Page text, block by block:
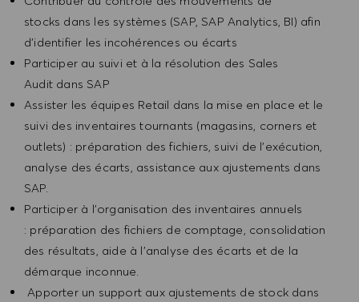
stocks dans les systèmes (SAP, SAP Analytics, BI) afin
d’identifier les incohérences ou écarts
Participer au suivi et à la résolution des Sales
Audit dans SAP
Assister les équipes Retail dans la mise en place et le
suivi des inventaires tournants (magasins, corners et
outlets) : préparation des fichiers, suivi de l’exécution,
analyse des écarts, assistance aux ajustements dans
SAP.
Participer à l’organisation des inventaires annuels
: préparation des fichiers de comptage, consolidation
des résultats, aide à l’analyse des écarts et de la
démarque inconnue.
Apporter un support aux ajustements de stock dans